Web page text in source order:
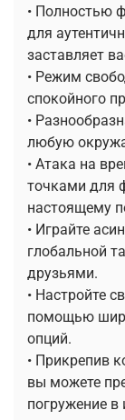
• Полностью
для
заставляет
• Режим
спокойного
•
любую
• Атака на
точками для
настоящему
• Играйте
глобальной
друзьями.
• Настройте
помощью
опций.
• Прикрепив
вы можете
погружение в